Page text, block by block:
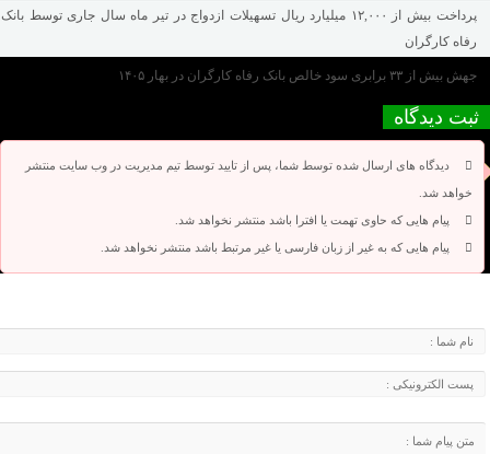
پرداخت بیش از ۱۲,۰۰۰ میلیارد ریال تسهیلات ازدواج در تیر ماه سال جاری توسط بانک
رفاه کارگران
جهش بیش از ۳۳ برابری سود خالص بانک رفاه کارگران در بهار ۱۴۰۵
ثبت دیدگاه
دیدگاه های ارسال شده توسط شما، پس از تایید توسط تیم مدیریت در وب سایت منتشر
خواهد شد.
پیام هایی که حاوی تهمت یا افترا باشد منتشر نخواهد شد.
پیام هایی که به غیر از زبان فارسی یا غیر مرتبط باشد منتشر نخواهد شد.